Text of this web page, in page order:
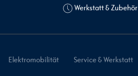
Werkstatt & Zubehör
Elektromobilität Service & Werkstatt